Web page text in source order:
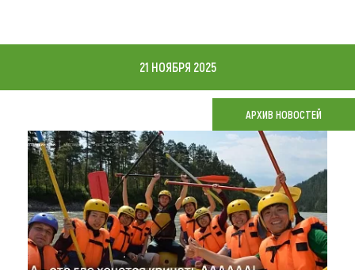
Что привезти (сувениры)
О регионе
Коллекция впечатлений
Другие рубрики
21 НОЯБРЯ 2025
АРХИВ НОВОСТЕЙ